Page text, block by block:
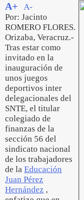
A+
A-
Por: Jacinto
ROMERO FLORES.
Orizaba, Veracruz.-
Tras estar como
invitado en la
inauguración de
unos juegos
deportivos inter
delegacionales del
SNTE, el titular
colegiado de
finanzas de la
sección 56 del
sindicato nacional
de los trabajadores
de la Educación
Juan Pérez
Hernández ,